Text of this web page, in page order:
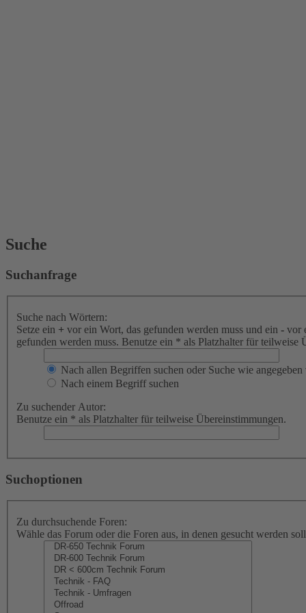
Suche
Suchanfrage
Suche nach Wörtern:
Setze ein + vor ein Wort, das gefunden werden muss und ein - vor
gefunden werden muss. Benutze ein * als Platzhalter für teilweise
Nach allen Begriffen suchen oder Suche wie angegeben
Nach einem Begriff suchen
Zu suchender Autor:
Benutze ein * als Platzhalter für teilweise Übereinstimmungen.
Suchoptionen
Zu durchsuchende Foren:
Wähle das Forum oder die Foren aus, in denen gesucht werden